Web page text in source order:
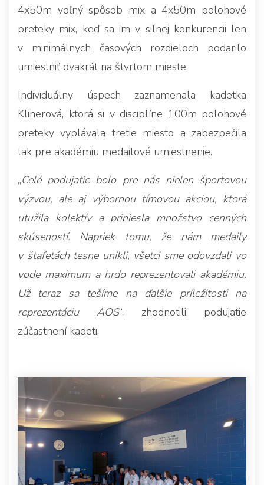
4x50m voľný spôsob mix a 4x50m polohové
preteky mix, keď sa im v silnej konkurencii len
v minimálnych časových rozdieloch podarilo
umiestniť dvakrát na štvrtom mieste.
Individuálny úspech zaznamenala kadetka
Klinerová, ktorá si v disciplíne 100m polohové
preteky vyplávala tretie miesto a zabezpečila
tak pre akadémiu medailové umiestnenie.
„Celé podujatie bolo pre nás nielen športovou
výzvou, ale aj výbornou tímovou akciou, ktorá
utužila kolektív a priniesla množstvo cenných
skúseností. Napriek tomu, že nám medaily
v štafetách tesne unikli, všetci sme odovzdali vo
vode maximum a hrdo reprezentovali akadémiu.
Už teraz sa tešíme na ďalšie príležitosti na
reprezentáciu AOS“, zhodnotili podujatie
zúčastnení kadeti.